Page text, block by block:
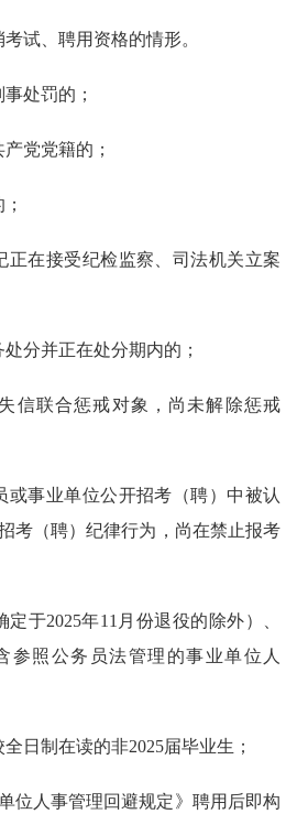
试、聘用资格的情形。
处罚的；
产党党籍的；
正在接受纪检监察、司法机关立案
处分并正在处分期内的；
信联合惩戒对象，尚未解除惩戒
或事业单位公开招考（聘）中被认
考（聘）纪律行为，尚在禁止报考
定于2025年11月份退役的除外）、
参照公务员法管理的事业单位人
全日制在读的非2025届毕业生；
位人事管理回避规定》聘用后即构